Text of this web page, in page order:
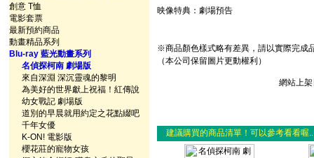
創意 T恤
電影套票
最新預約商品
動畫精品系列
Blu-ray 藍光動畫系列
名偵探柯南 劇場版
來自深淵 深沉靈魂的黎明
為美好的世界獻上祝福！紅傳說
幼女戰記 劇場版
道別的早晨就用約定之花點綴吧
千年女優
K-ON! 電影版
櫻花莊的寵物女孩
映像特典：劇場預告
※商品顏色樣式略有差異，請以實際完成
（本公司保留圖片更動權利）
網站上
建議購買的商品清單！可以參考看看喔